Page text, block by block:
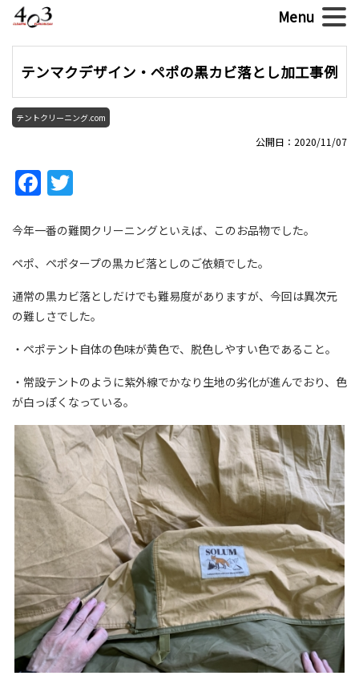
テンマクデザイン・ペポの黒カビ落とし加工事例
テントクリーニング.com
公開日：2020/11/07
Facebook
今年一番の難関クリーニングといえば、このお品物でした。
ペポ、ペポタープの黒カビ落としのご依頼でした。
通常の黒カビ落としだけでも難易度がありますが、今回は異次元
の難しさでした。
・ペポテント自体の色味が黄色で、脱色しやすい色であること。
・常設テントのように紫外線でかなり生地の劣化が進んでおり、色
が白っぽくなっている。